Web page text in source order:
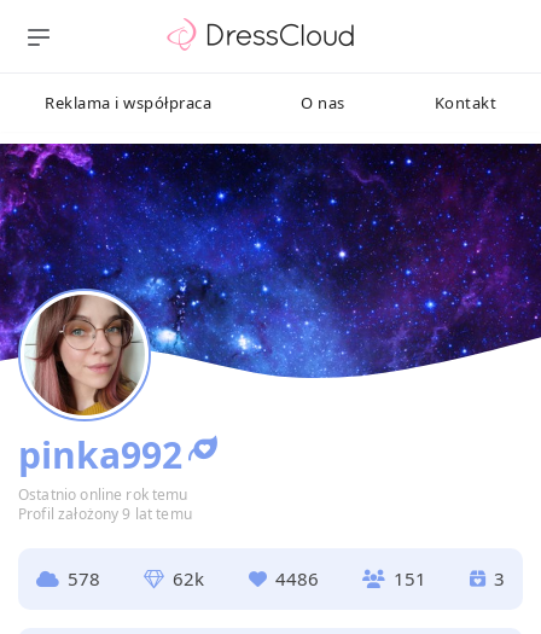
Reklama i współpraca O nas Kontakt
pinka992
Ostatnio online rok temu
Profil założony 9 lat temu
578 62k 4486 151 3